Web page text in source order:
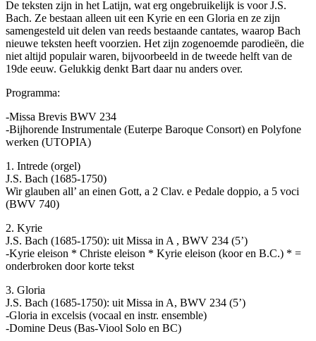
De teksten zijn in het Latijn, wat erg ongebruikelijk is voor J.S.
Bach. Ze bestaan alleen uit een Kyrie en een Gloria en ze zijn
samengesteld uit delen van reeds bestaande cantates, waarop Bach
nieuwe teksten heeft voorzien. Het zijn zogenoemde parodieën, die
niet altijd populair waren, bijvoorbeeld in de tweede helft van de
19de eeuw. Gelukkig denkt Bart daar nu anders over.
Programma:
-Missa Brevis BWV 234
-Bijhorende Instrumentale (Euterpe Baroque Consort) en Polyfone
werken (UTOPIA)
1. Intrede (orgel)
J.S. Bach (1685-1750)
Wir glauben all’ an einen Gott, a 2 Clav. e Pedale doppio, a 5 voci
(BWV 740)
2. Kyrie
J.S. Bach (1685-1750): uit Missa in A , BWV 234 (5’)
-Kyrie eleison * Christe eleison * Kyrie eleison (koor en B.C.) * =
onderbroken door korte tekst
3. Gloria
J.S. Bach (1685-1750): uit Missa in A, BWV 234 (5’)
-Gloria in excelsis (vocaal en instr. ensemble)
-Domine Deus (Bas-Viool Solo en BC)